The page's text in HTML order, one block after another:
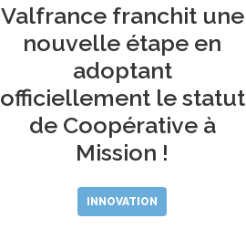
Valfrance franchit une
nouvelle étape en
adoptant
officiellement le statut
de Coopérative à
Mission !
INNOVATION